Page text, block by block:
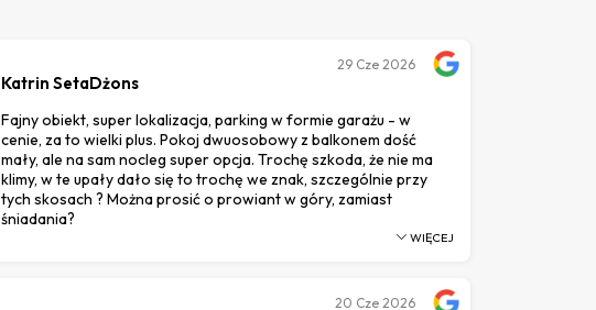
Katrin SetaDżons
Fajny obiekt, super lokalizacja, parking w formie garażu - w
cenie, za to wielki plus. Pokoj dwuosobowy z balkonem dość
mały, ale na sam nocleg super opcja. Trochę szkoda, że nie ma
klimy, w te upały dało się to trochę we znak, szczególnie przy
tych skosach ? Można prosić o prowiant w góry, zamiast
śniadania?
29 Cze 2026
WIĘCEJ
20 Cze 2026